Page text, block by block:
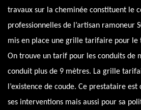
travaux sur la cheminée constituent le
professionnelles de l’artisan ramoneur
mis en place une grille tarifaire pour le
On trouve un tarif pour les conduits de
conduit plus de 9 mètres. La grille
l’existence de coude. Ce prestataire
ses interventions mais aussi pour sa